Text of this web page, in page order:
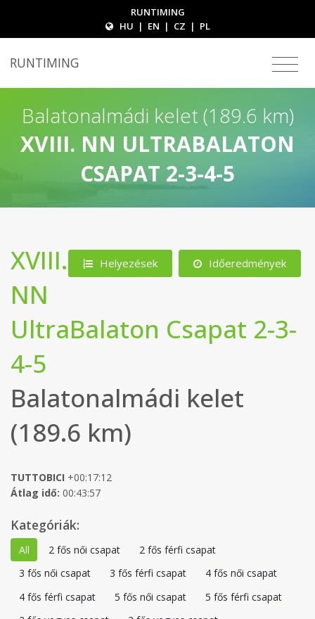
RUNTIMING
HU | EN | CZ | PL
RUNTIMING
Balatonalmádi kelet (189.6 km)
XVIII. NN ULTRABALATON
CSAPAT 2-3-4-5
Helyezések Időeredmények
XVIII.
NN
UltraBalaton Csapat 2-3-
4-5
Balatonalmádi kelet
(189.6 km)
TUTTOBICI +00:17:12
Átlag idő: 00:43:57
Kategóriák:
All 2 fős női csapat
2 fős férfi csapat
3 fős női csapat
3 fős férfi csapat
4 fős női csapat
4 fős férfi csapat
5 fős női csapat
5 fős férfi csapat